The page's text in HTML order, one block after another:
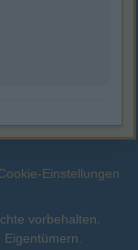
Einstellungen
vorbehalten.